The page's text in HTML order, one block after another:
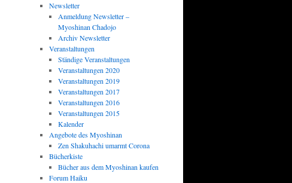
Newsletter
Anmeldung Newsletter –
Myoshinan Chadojo
Archiv Newsletter
Veranstaltungen
Ständige Veranstaltungen
Veranstaltungen 2020
Veranstaltungen 2019
Veranstaltungen 2017
Veranstaltungen 2016
Veranstaltungen 2015
Kalender
Angebote des Myoshinan
Zen Shakuhachi umarmt Corona
Bücherkiste
Bücher aus dem Myoshinan kaufen
Forum Haiku